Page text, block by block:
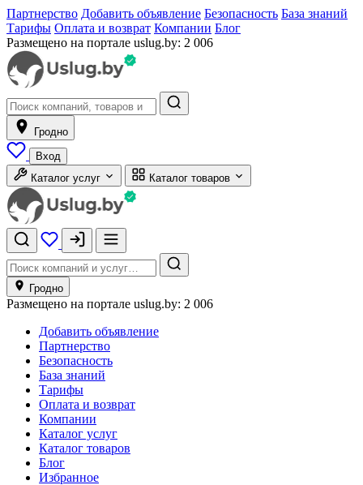
Партнерство Добавить объявление Безопасность База знаний
Тарифы Оплата и возврат Компании Блог
Размещено на портале uslug.by: 2 006
Гродно
Вход
Каталог услуг
Каталог товаров
Гродно
Размещено на портале uslug.by: 2 006
Добавить объявление
Партнерство
Безопасность
База знаний
Тарифы
Оплата и возврат
Компании
Каталог услуг
Каталог товаров
Блог
Избранное